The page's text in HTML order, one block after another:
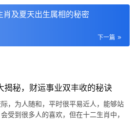
肖及夏天出生属相的秘密
下一篇
秘，财运事业双丰收的秘诀
，为人随和，平时很平易近人，能够站
受到很多人的喜欢，但在十二生肖中，